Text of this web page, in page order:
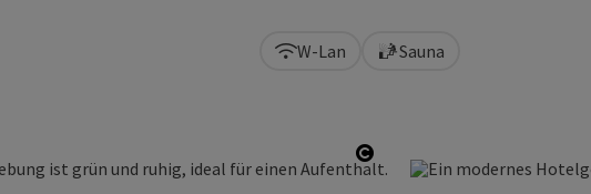
Copyright öffnen
W-Lan Sauna